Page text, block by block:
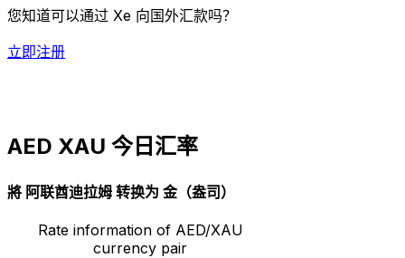
您知道可以通过 Xe 向国外汇款吗？
立即注册
AED XAU 今日汇率
將 阿联酋迪拉姆 转换为 金（盎司）
Rate information of AED/XAU
currency pair